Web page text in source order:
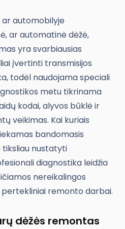
ar automobilyje
ar automatinė dėžė,
yra svarbiausias
įvertinti transmisijos
todėl naudojama speciali
metu tikrinama
kodai, alyvos būklė ir
veikimas. Kai kuriais
bandomasis
tiksliau nustatyti
diagnostika leidžia
nereikalingos
remonto darbai.
dėžės remontas